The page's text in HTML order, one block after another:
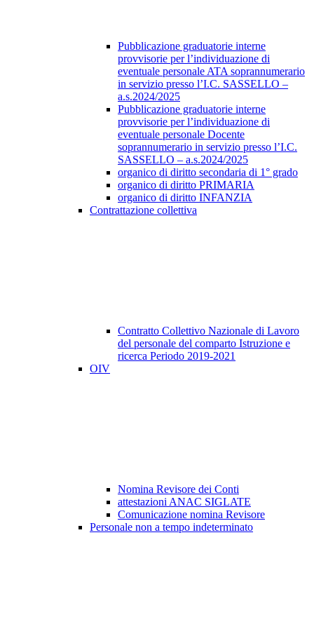
Pubblicazione graduatorie interne
provvisorie per l’individuazione di
eventuale personale ATA soprannumerario
in servizio presso l’I.C. SASSELLO –
a.s.2024/2025
Pubblicazione graduatorie interne
provvisorie per l’individuazione di
eventuale personale Docente
soprannumerario in servizio presso l’I.C.
SASSELLO – a.s.2024/2025
organico di diritto secondaria di 1° grado
organico di diritto PRIMARIA
organico di diritto INFANZIA
Contrattazione collettiva
Contratto Collettivo Nazionale di Lavoro
del personale del comparto Istruzione e
ricerca Periodo 2019-2021
OIV
Nomina Revisore dei Conti
attestazioni ANAC SIGLATE
Comunicazione nomina Revisore
Personale non a tempo indeterminato